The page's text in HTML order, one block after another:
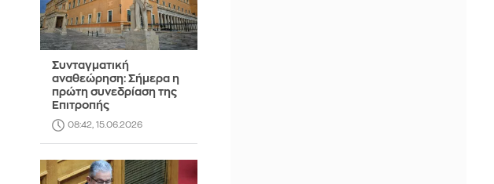
Συνταγματική
αναθεώρηση: Σήμερα η
πρώτη συνεδρίαση της
Επιτροπής
08:42, 15.06.2026